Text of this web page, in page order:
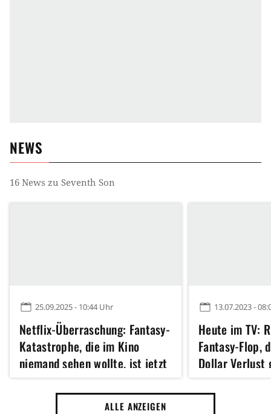
NEWS
16 News zu Seventh Son
25.09.2025 - 10:44 Uhr
Netflix-Überraschung: Fantasy-
Katastrophe, die im Kino
niemand sehen wollte, ist jetzt
einer der beliebtesten Filme
13.07.2023 -
Heute im TV:
Fantasy-Flop,
Dollar Verlust
von der Kritik
verrissen
ALLE ANZEIGEN